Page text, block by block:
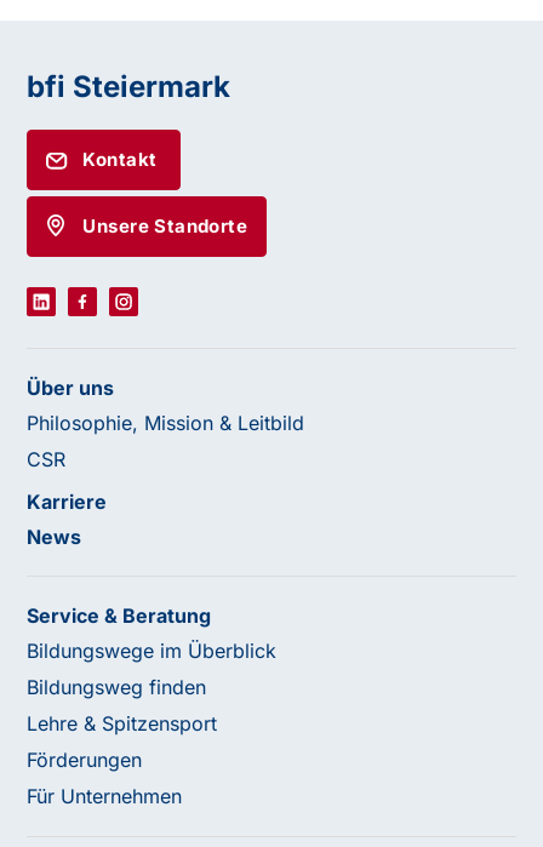
bfi Steiermark
Kontakt
Unsere Standorte
Über uns
Philosophie, Mission & Leitbild
CSR
Karriere
News
Service & Beratung
Bildungswege im Überblick
Bildungsweg finden
Lehre & Spitzensport
Förderungen
Für Unternehmen